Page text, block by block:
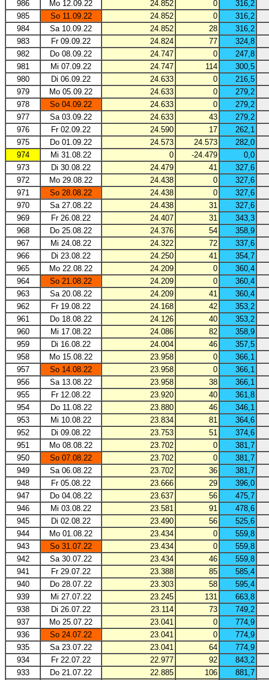
986 Mo 12.09.22 24.852 0
316,2
985
So 11.09.22 24.852 0
316,2
984
Sa 10.09.22 24.852 28
316,2
983
Fr 09.09.22 24.824 77
324,8
982
Do 08.09.22 24.747 0
247,8
981
Mi 07.09.22 24.747 114
300,5
980
Di 06.09.22 24.633 0
216,5
979
Mo 05.09.22 24.633 0
279,2
978
So 04.09.22 24.633 0
279,2
977
Sa 03.09.22 24.633 43
279,2
976
Fr 02.09.22 24.590 17
262,1
975
Do 01.09.22 24.573 24.573
282,0
974
Mi 31.08.22 0 -24.479
0,0
973
Di 30.08.22 24.479 41
327,6
972
Mo 29.08.22 24.438 0
327,6
971
So 28.08.22 24.438 0
327,6
970
Sa 27.08.22 24.438 31
327,6
969
Fr 26.08.22 24.407 31
343,3
968
Do 25.08.22 24.376 54
358,9
967
Mi 24.08.22 24.322 72
337,6
966
Di 23.08.22 24.250 41
354,7
965
Mo 22.08.22 24.209 0
360,4
964
So 21.08.22 24.209 0
360,4
963
Sa 20.08.22 24.209 41
360,4
962
Fr 19.08.22 24.168 42
353,2
961
Do 18.08.22 24.126 40
353,2
960
Mi 17.08.22 24.086 82
358,9
959
Di 16.08.22 24.004 46
357,5
958
Mo 15.08.22 23.958 0
366,1
957
So 14.08.22 23.958 0
366,1
956
Sa 13.08.22 23.958 38
366,1
955
Fr 12.08.22 23.920 40
361,8
954
Do 11.08.22 23.880 46
346,1
953
Mi 10.08.22 23.834 81
364,6
952
Di 09.08.22 23.753 51
374,6
951
Mo 08.08.22 23.702 0
381,7
950
So 07.08.22 23.702 0
381,7
949
Sa 06.08.22 23.702 36
381,7
948
Fr 05.08.22 23.666 29
396,0
947
Do 04.08.22 23.637 56
475,7
946
Mi 03.08.22 23.581 91
478,6
945
Di 02.08.22 23.490 56
525,6
944
Mo 01.08.22 23.434 0
559,8
943
So 31.07.22 23.434 0
559,8
942
Sa 30.07.22 23.434 46
559,8
941
Fr 29.07.22 23.388 85
585,4
940
Do 28.07.22 23.303 58
595,4
939
Mi 27.07.22 23.245 131
663,8
938
Di 26.07.22 23.114 73
749,2
937
Mo 25.07.22 23.041 0
774,9
936
So 24.07.22 23.041 0
774,9
935
Sa 23.07.22 23.041 64
774,9
934
Fr 22.07.22 22.977 92
843,2
933
Do 21.07.22 22.885 106
881,7